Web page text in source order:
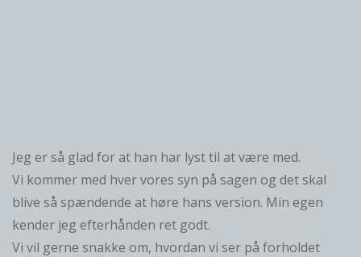
Jeg er så glad for at han har lyst til at være med.
Vi kommer med hver vores syn på sagen og det skal
blive så spændende at høre hans version. Min egen
kender jeg efterhånden ret godt.
Vi vil gerne snakke om, hvordan vi ser på forholdet